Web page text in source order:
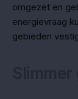
omgezet en
energievraag
gebieden